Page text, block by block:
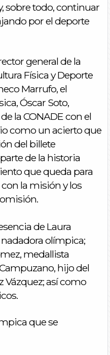
sobre todo, continuar
por el deporte
general de la
Física y Deporte
Marrufo, el
Óscar Soto,
la CONADE con el
como un acierto que
del billete
de la historia
que queda para
la misión y los
de Laura
nadadora olímpica;
medallista
hijo del
Vázquez; así como
que se